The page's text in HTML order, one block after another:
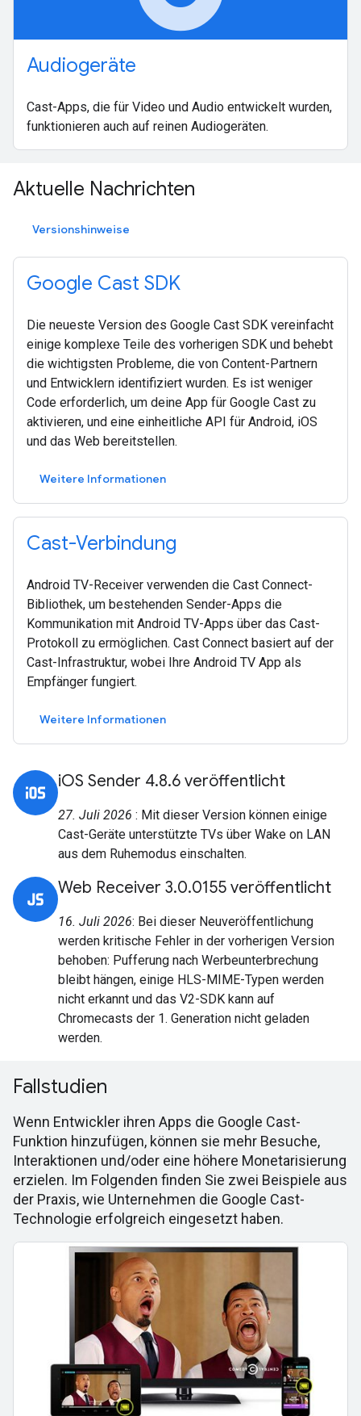
Audiogeräte
Cast-Apps, die für Video und Audio entwickelt wurden,
funktionieren auch auf reinen Audiogeräten.
Aktuelle Nachrichten
Versionshinweise
Google Cast SDK
Die neueste Version des Google Cast SDK vereinfacht
einige komplexe Teile des vorherigen SDK und behebt
die wichtigsten Probleme, die von Content-Partnern
und Entwicklern identifiziert wurden. Es ist weniger
Code erforderlich, um deine App für Google Cast zu
aktivieren, und eine einheitliche API für Android, iOS
und das Web bereitstellen.
Weitere Informationen
Cast-Verbindung
Android TV-Receiver verwenden die Cast Connect-
Bibliothek, um bestehenden Sender-Apps die
Kommunikation mit Android TV-Apps über das Cast-
Protokoll zu ermöglichen. Cast Connect basiert auf der
Cast-Infrastruktur, wobei Ihre Android TV App als
Empfänger fungiert.
Weitere Informationen
iOS Sender 4.8.6 veröffentlicht
27. Juli 2026 : Mit dieser Version können einige
Cast-Geräte unterstützte TVs über Wake on LAN
aus dem Ruhemodus einschalten.
Web Receiver 3.0.0155 veröffentlicht
16. Juli 2026: Bei dieser Neuveröffentlichung
werden kritische Fehler in der vorherigen Version
behoben: Pufferung nach Werbeunterbrechung
bleibt hängen, einige HLS-MIME-Typen werden
nicht erkannt und das V2-SDK kann auf
Chromecasts der 1. Generation nicht geladen
werden.
Fallstudien
Wenn Entwickler ihren Apps die Google Cast-
Funktion hinzufügen, können sie mehr Besuche,
Interaktionen und/oder eine höhere Monetarisierung
erzielen. Im Folgenden finden Sie zwei Beispiele aus
der Praxis, wie Unternehmen die Google Cast-
Technologie erfolgreich eingesetzt haben.